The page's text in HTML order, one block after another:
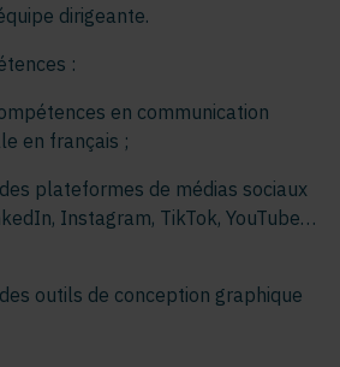
dirigeante.
:
en communication
en français ;
plateformes de médias sociaux
Instagram, TikTok, YouTube…
outils de conception graphique